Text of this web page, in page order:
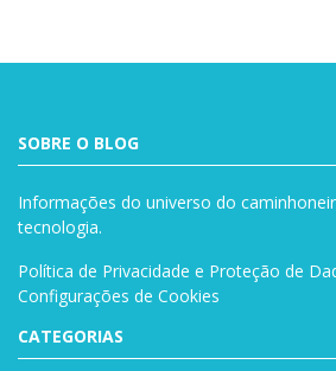
SOBRE O BLOG
Informações do universo do
tecnologia.
Política de Privacidade e Proteção de
Configurações de Cookies
CATEGORIAS